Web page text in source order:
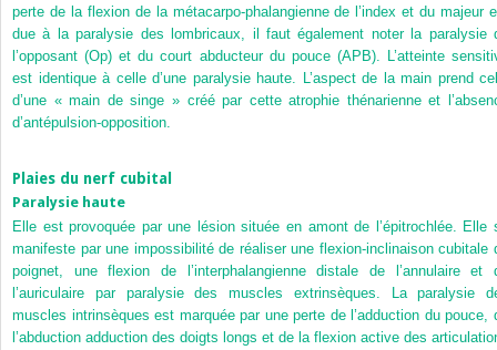
perte de la flexion de la métacarpo-phalangienne de l’index et du majeur
due à la paralysie des lombricaux, il faut également noter la paralysie
l’opposant (Op) et du court abducteur du pouce (APB). L’atteinte
est identique à celle d’une paralysie haute. L’aspect de la main prend
d’une « main de singe » créé par cette atrophie thénarienne et
d’antépulsion-opposition.
Plaies du nerf cubital
Paralysie haute
Elle est provoquée par une lésion située en amont de l’épitrochlée. Elle
manifeste par une impossibilité de réaliser une flexion-inclinaison cubitale
poignet, une flexion de l’interphalangienne distale de l’annulaire et
l’auriculaire par paralysie des muscles extrinsèques. La paralysie
muscles intrinsèques est marquée par une perte de l’adduction du pouce,
l’abduction adduction des doigts longs et de la flexion active des